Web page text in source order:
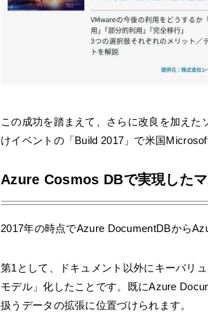
この成功を踏まえて、さらに改良を加え
けイベントの「Build 2017」で米国
Azure Cosmos DBで実現した
2017年の時点でAzure DocumentDBから
第1として、ドキュメント以外にキーバリ
モデル」化したことです。既にAzure
扱うデータの拡張に位置づけられます。